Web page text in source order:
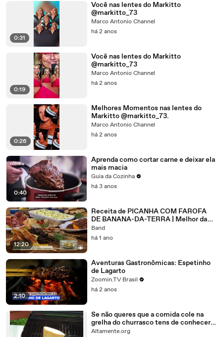
0:31
Você nas lentes do Markitto
@markitto_73
Marco Antonio Channel
há 2 anos
0:19
Você nas lentes do Markitto
@markitto_73
Marco Antonio Channel
há 2 anos
0:26
Melhores Momentos nas lentes do
Markitto @markitto_73.
Marco Antonio Channel
há 2 anos
0:40
Aprenda como cortar carne e deixar ela
mais macia
Guia da Cozinha
há 3 anos
12:20
Receita de PICANHA COM FAROFA
DE BANANA-DA-TERRA | Melhor da
Tarde
Band
há 1 ano
2:10
Aventuras Gastronômicas: Espetinho
de Lagarto
Zoomin.TV Brasil
há 2 anos
Se não queres que a comida cole na
grelha do churrasco tens de conhecer
esta dica genial!!
Altamente.org